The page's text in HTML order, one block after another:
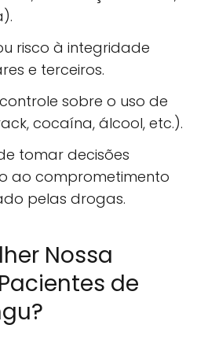
risco à integridade
e terceiros.
sobre o uso de
cocaína, álcool, etc.).
tomar decisões
ao comprometimento
pelas drogas.
Nossa
de